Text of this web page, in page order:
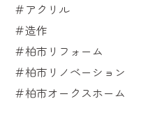
＃アクリル
＃造作
＃柏市リフォーム
＃柏市リノベーション
＃柏市オークスホーム